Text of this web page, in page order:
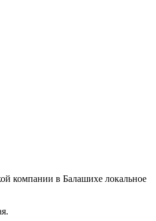
компании в Балашихе локальное